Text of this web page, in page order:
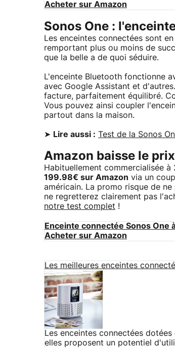
Acheter sur Amazon
Sonos One :
Les enceintes connectées sont
remportant plus ou moins de
que la belle a de quoi séduire.
L'enceinte Bluetooth fonctionne
avec Google Assistant et
facture, parfaitement équilibré.
Vous pouvez ainsi coupler
partout dans la maison.
➤ Lire aussi : Test de la Sonos
Amazon baisse le
Habituellement commercialisée
199.98€ sur Amazon via un
américain. La promo risque de
ne regretterez clairement pas
notre test complet !
Enceinte connectée Sonos One
Acheter sur Amazon
Les meilleures enceintes
Les enceintes connectées
elles proposent un potentiel